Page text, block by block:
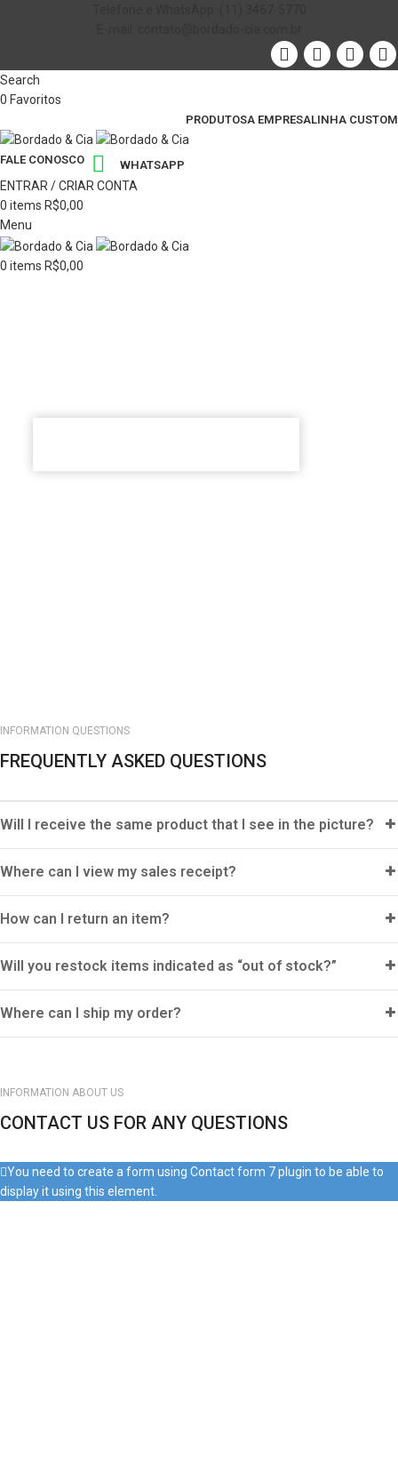
Search
0 Favoritos
PRODUTOSA EMPRESALINHA CUSTOM
FALE CONOSCO WHATSAPP
ENTRAR / CRIAR CONTA
0 items R$0,00
Menu
0 items R$0,00
INFORMATION QUESTIONS
FREQUENTLY ASKED QUESTIONS
Will I receive the same product that I see in the picture?
Where can I view my sales receipt?
How can I return an item?
Will you restock items indicated as “out of stock?”
Where can I ship my order?
INFORMATION ABOUT US
CONTACT US FOR ANY QUESTIONS
You need to create a form using Contact form 7 plugin to be able to
display it using this element.